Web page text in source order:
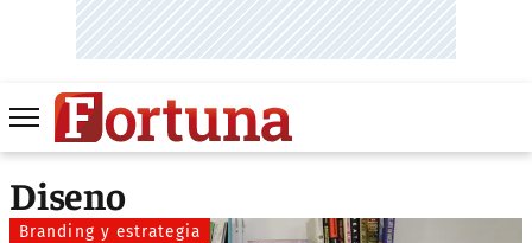
Diseno
Branding y estrategia